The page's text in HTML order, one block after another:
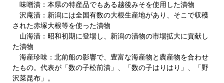
味噌漬：本県の特産品でもある越後みそを使用した漬物
沢庵漬：新潟には全国有数の大根生産地があり、そこで収穫
された赤塚大根等を使った漬物
山海漬：昭和初期に登場し、新潟の漬物の市場拡大に貢献し
た漬物
海産珍味：北前船の影響で、豊富な海産物と農産物を合わせ
たもの。代表が「数の子松前漬」、「数の子はりはり」、「野
沢菜昆布」。